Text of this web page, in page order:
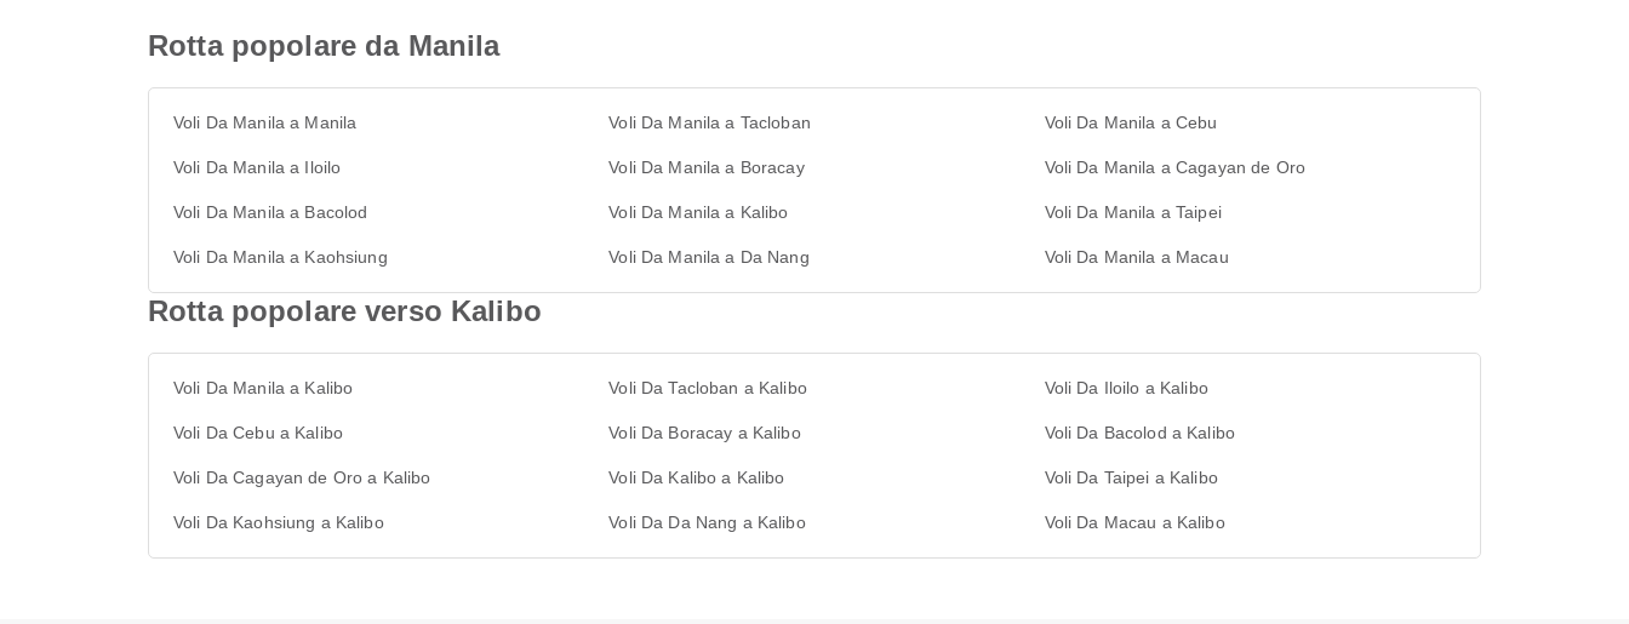
Rotta popolare da Manila
Voli Da Manila a Manila Voli Da Manila a Tacloban Voli Da Manila a Cebu
Voli Da Manila a Iloilo Voli Da Manila a Boracay Voli Da Manila a Cagayan de Oro
Voli Da Manila a Bacolod Voli Da Manila a Kalibo Voli Da Manila a Taipei
Voli Da Manila a Kaohsiung Voli Da Manila a Da Nang Voli Da Manila a Macau
Rotta popolare verso Kalibo
Voli Da Manila a Kalibo Voli Da Tacloban a Kalibo Voli Da Iloilo a Kalibo
Voli Da Cebu a Kalibo Voli Da Boracay a Kalibo Voli Da Bacolod a Kalibo
Voli Da Cagayan de Oro a Kalibo Voli Da Kalibo a Kalibo Voli Da Taipei a Kalibo
Voli Da Kaohsiung a Kalibo Voli Da Da Nang a Kalibo Voli Da Macau a Kalibo